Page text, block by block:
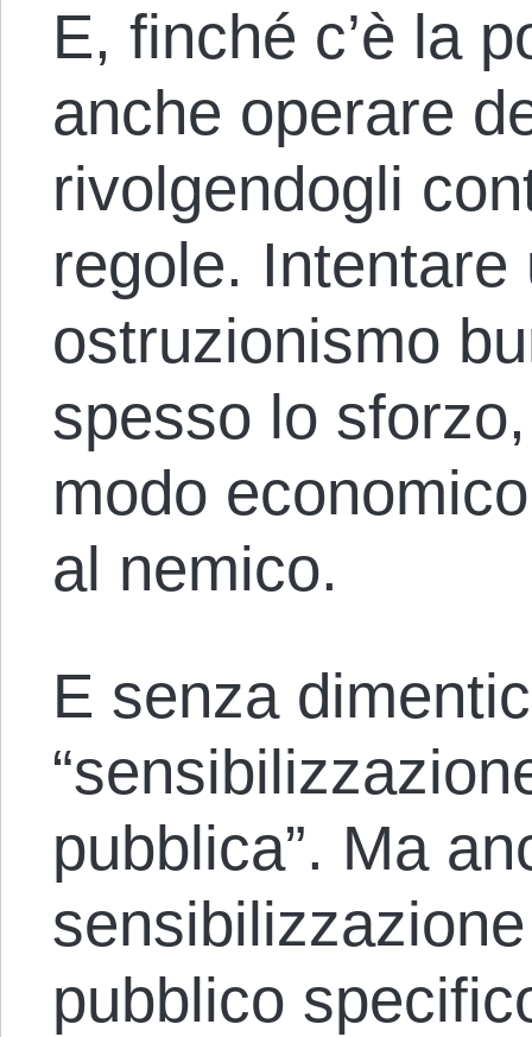
E, finché c’è la
anche operare
rivolgendogli
regole.
ostruzionismo
spesso lo
modo
al nemico.
E senza
pubblica”. Ma
pubblico